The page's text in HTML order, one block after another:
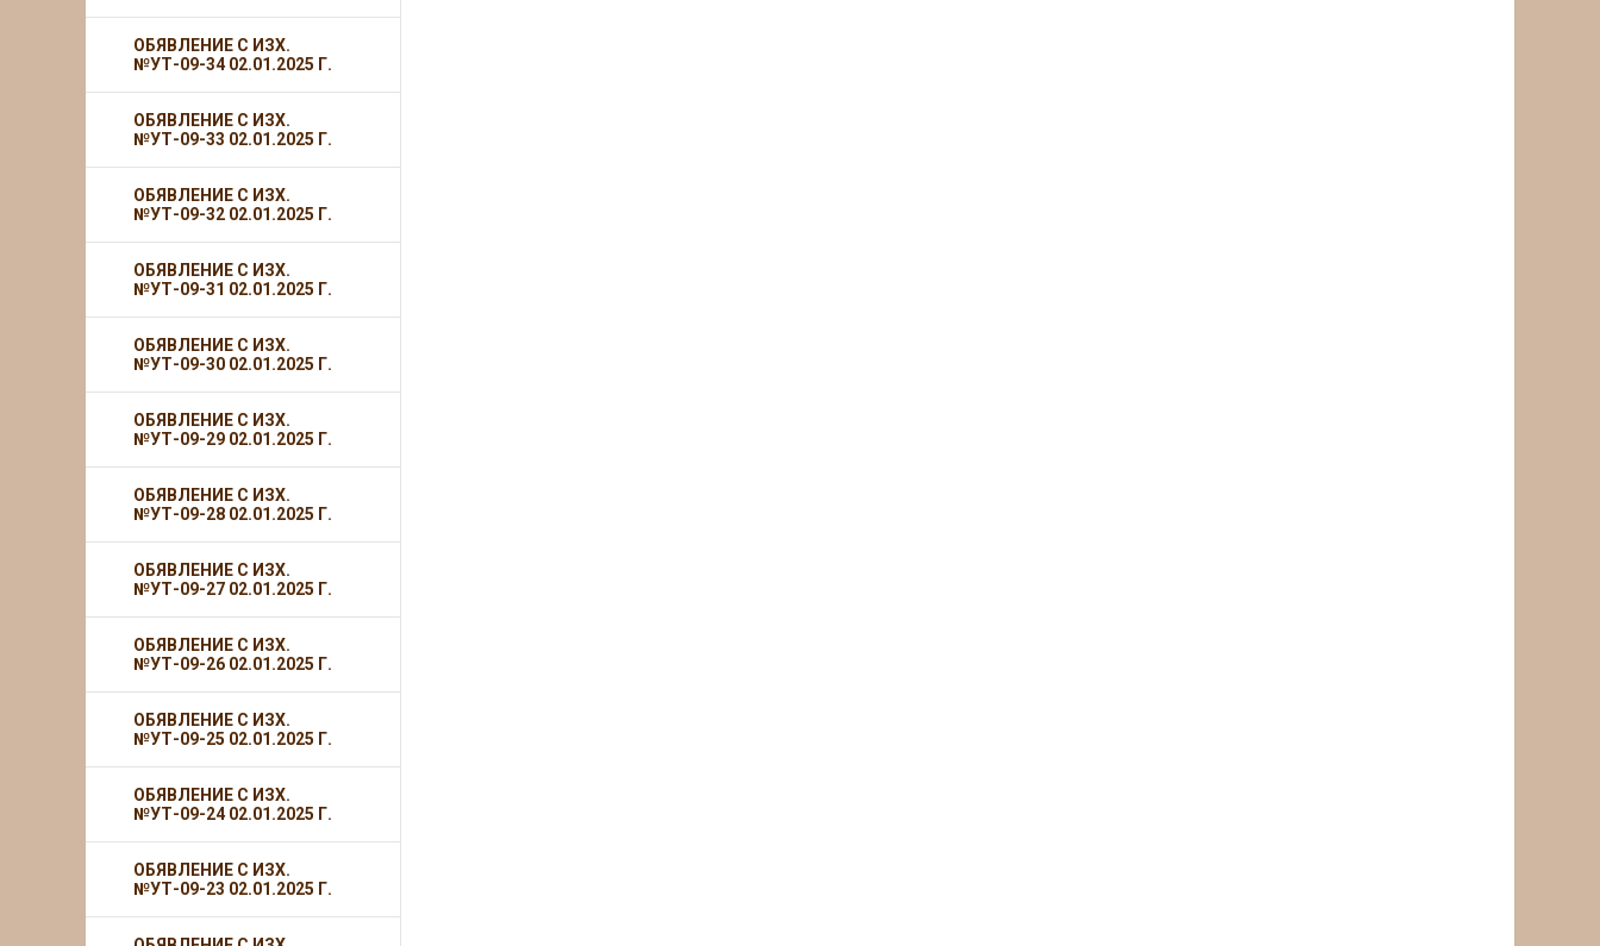
ОБЯВЛЕНИЕ С ИЗХ.
№УТ-09-34 02.01.2025 Г.
ОБЯВЛЕНИЕ С ИЗХ.
№УТ-09-33 02.01.2025 Г.
ОБЯВЛЕНИЕ С ИЗХ.
№УТ-09-32 02.01.2025 Г.
ОБЯВЛЕНИЕ С ИЗХ.
№УТ-09-31 02.01.2025 Г.
ОБЯВЛЕНИЕ С ИЗХ.
№УТ-09-30 02.01.2025 Г.
ОБЯВЛЕНИЕ С ИЗХ.
№УТ-09-29 02.01.2025 Г.
ОБЯВЛЕНИЕ С ИЗХ.
№УТ-09-28 02.01.2025 Г.
ОБЯВЛЕНИЕ С ИЗХ.
№УТ-09-27 02.01.2025 Г.
ОБЯВЛЕНИЕ С ИЗХ.
№УТ-09-26 02.01.2025 Г.
ОБЯВЛЕНИЕ С ИЗХ.
№УТ-09-25 02.01.2025 Г.
ОБЯВЛЕНИЕ С ИЗХ.
№УТ-09-24 02.01.2025 Г.
ОБЯВЛЕНИЕ С ИЗХ.
№УТ-09-23 02.01.2025 Г.